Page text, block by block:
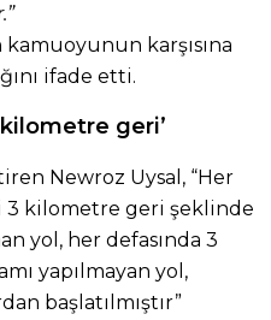
karşısına
ifade etti.
geri’
Newroz Uysal, “Her
3 kilometre geri şeklinde
yol, her defasında 3
yapılmayan yol,
başlatılmıştır”